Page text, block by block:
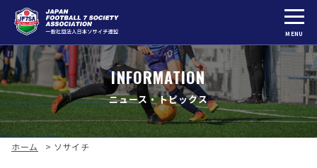
MENU
INFORMATION
ニュース・トピックス
ホーム > ソサイチ